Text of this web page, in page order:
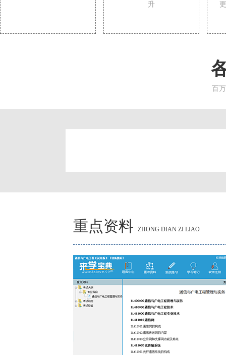
升
百
重点资料 ZHONG DIAN ZI LIAO